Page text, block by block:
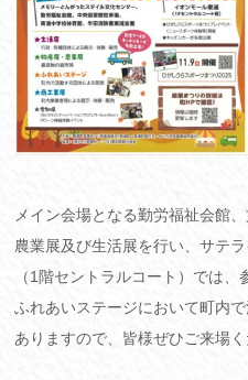
メイン会場となる勤労福祉会館
農業展及び生活展を行い、サテ
（1階セントラルコート）では、
ふれあいステージにおいて町内
ありますので、皆様ぜひご来場く